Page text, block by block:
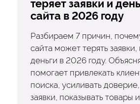
теряет заявки и
сайта в 2026 году
Разбираем 7 причин,
сайта может терять заявки,
деньги в 2026 году.
помогает привлекать
поиска, усиливать
заявки, показывать товары